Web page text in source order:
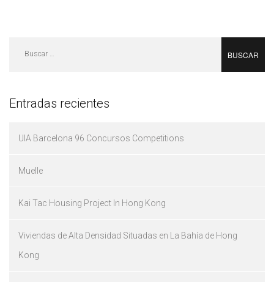
Entradas recientes
UIA Barcelona 96 Concursos Competitions
Muelle
Kai Tac Housing Project In Hong Kong
Viviendas de Alta Densidad Situadas en La Bahía de Hong
Kong